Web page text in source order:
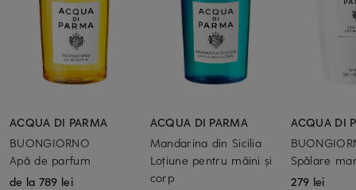
ACQUA DI PARMA
BUONGIORNO
Apă de parfum
de la 789 lei
ACQUA DI PARMA
Mandarina din Sicilia
Loțiune pentru mâini și
corp
ACQUA DI
Spălare
279 lei